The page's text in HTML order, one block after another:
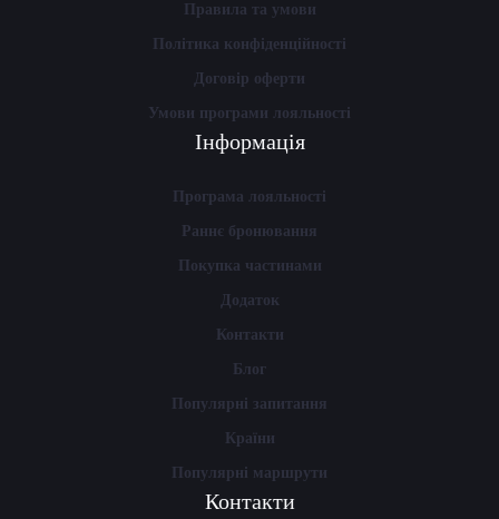
Правила та умови
Політика конфіденційності
Договір оферти
Умови програми лояльності
Інформація
Програма лояльності
Раннє бронювання
Покупка частинами
Додаток
Контакти
Блог
Популярні запитання
Країни
Популярні маршрути
Контакти